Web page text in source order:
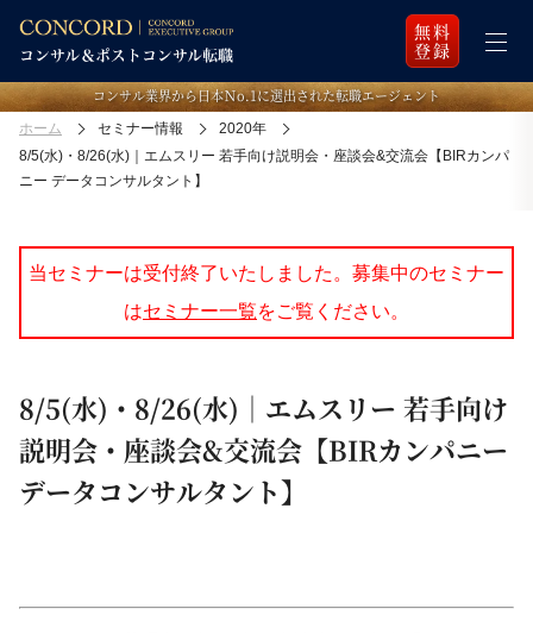
無料
登録
コンサル業界から日本Ｎo.1に選出された転職エージェント
ホーム セミナー情報
2020年
8/5(水)・8/26(水)｜エムスリー 若手向け説明会・座談会&交流会【BIRカンパ
ニー データコンサルタント】
当セミナーは受付終了いたしました。募集中のセミナー
はセミナー一覧をご覧ください。
8/5(水)・8/26(水)｜エムスリー 若手向け
説明会・座談会&交流会【BIRカンパニー
データコンサルタント】